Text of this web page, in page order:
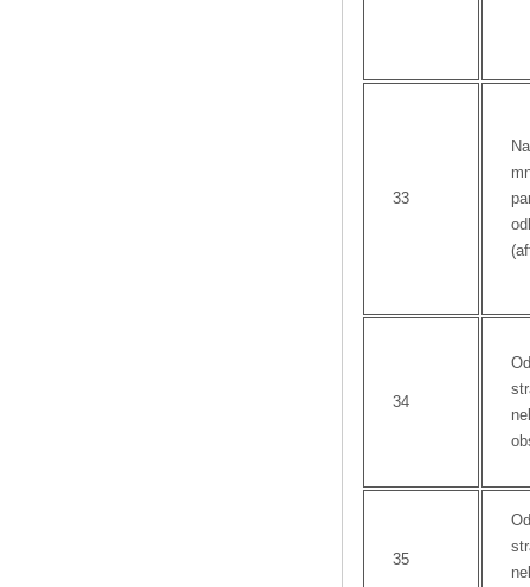
33
34
35